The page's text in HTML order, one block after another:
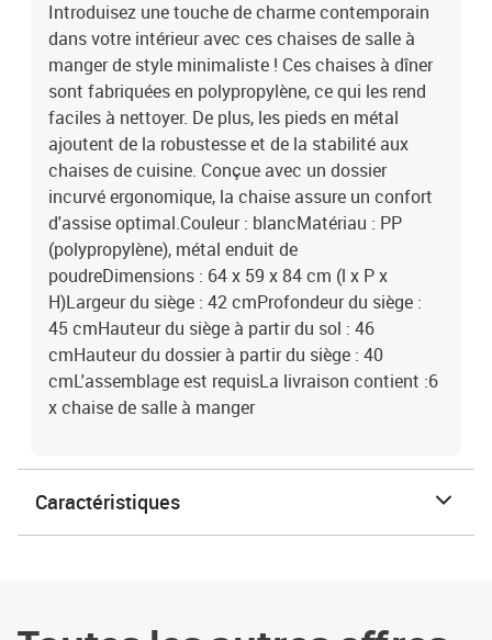
Introduisez une touche de charme contemporain
dans votre intérieur avec ces chaises de salle à
manger de style minimaliste ! Ces chaises à dîner
sont fabriquées en polypropylène, ce qui les rend
faciles à nettoyer. De plus, les pieds en métal
ajoutent de la robustesse et de la stabilité aux
chaises de cuisine. Conçue avec un dossier
incurvé ergonomique, la chaise assure un confort
d'assise optimal.Couleur : blancMatériau : PP
(polypropylène), métal enduit de
poudreDimensions : 64 x 59 x 84 cm (l x P x
H)Largeur du siège : 42 cmProfondeur du siège :
45 cmHauteur du siège à partir du sol : 46
cmHauteur du dossier à partir du siège : 40
cmL'assemblage est requisLa livraison contient :6
x chaise de salle à manger
Caractéristiques